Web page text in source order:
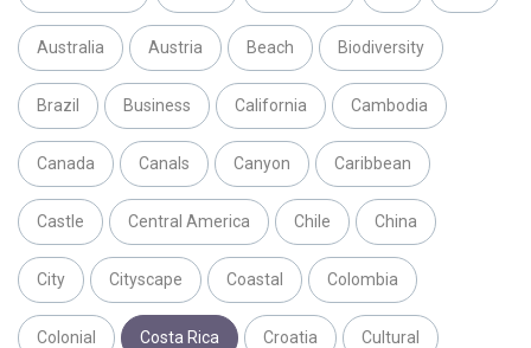
Australia Austria Beach Biodiversity
Brazil Business California Cambodia
Canada Canals Canyon Caribbean
Castle Central America Chile China
City Cityscape Coastal Colombia
Colonial Costa Rica Croatia Cultural